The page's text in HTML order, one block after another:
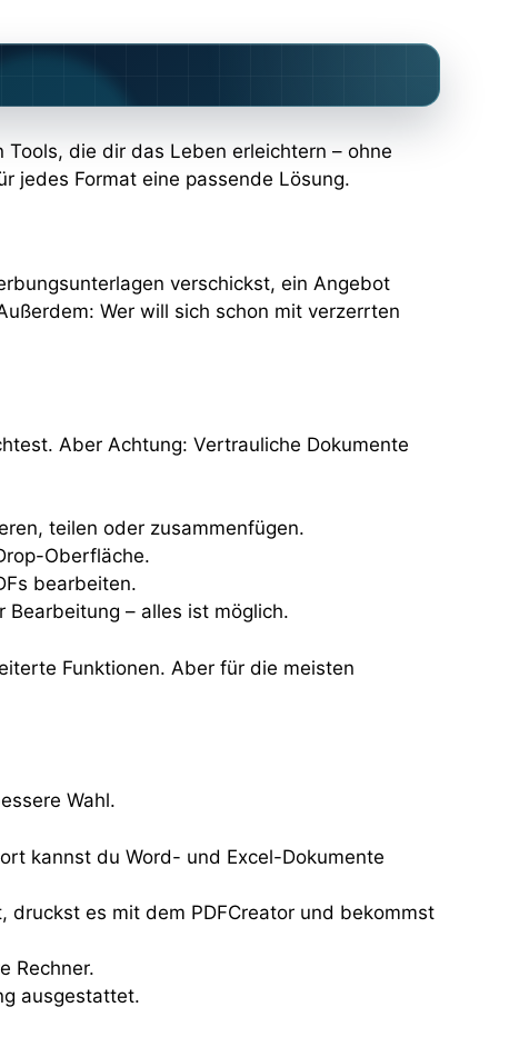
die dir das Leben erleichtern – ohne
jedes Format eine passende Lösung.
verschickst, ein Angebot
Wer will sich schon mit verzerrten
Aber Achtung: Vertrauliche Dokumente
teilen oder zusammenfügen.
Oberfläche.
bearbeiten.
– alles ist möglich.
Funktionen. Aber für die meisten
Wahl.
kannst du Word- und Excel-Dokumente
druckst es mit dem PDFCreator und bekommst
Rechner.
ausgestattet.